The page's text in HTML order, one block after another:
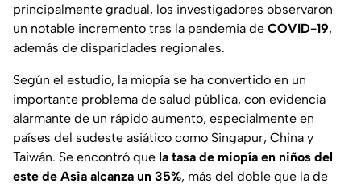
principalmente gradual, los investigadores observaron
un notable incremento tras la pandemia de COVID-19,
además de disparidades regionales.
Según el estudio, la miopía se ha convertido en un
importante problema de salud pública, con evidencia
alarmante de un rápido aumento, especialmente en
países del sudeste asiático como Singapur, China y
Taiwán. Se encontró que la tasa de miopía en niños del
este de Asia alcanza un 35%, más del doble que la de